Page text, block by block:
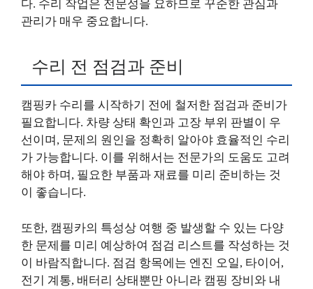
다. 수리 작업은 전문성을 요하므로 꾸준한 관심과
관리가 매우 중요합니다.
수리 전 점검과 준비
캠핑카 수리를 시작하기 전에 철저한 점검과 준비가
필요합니다. 차량 상태 확인과 고장 부위 판별이 우
선이며, 문제의 원인을 정확히 알아야 효율적인 수리
가 가능합니다. 이를 위해서는 전문가의 도움도 고려
해야 하며, 필요한 부품과 재료를 미리 준비하는 것
이 좋습니다.
또한, 캠핑카의 특성상 여행 중 발생할 수 있는 다양
한 문제를 미리 예상하여 점검 리스트를 작성하는 것
이 바람직합니다. 점검 항목에는 엔진 오일, 타이어,
전기 계통, 배터리 상태뿐만 아니라 캠핑 장비와 내